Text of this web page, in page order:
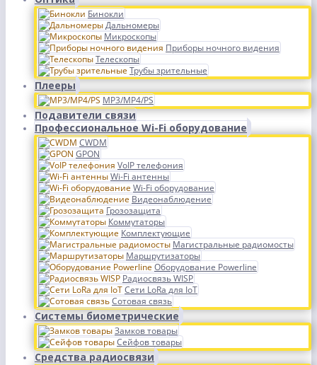
Бинокли
Дальномеры
Микроскопы
Приборы ночного видения
Телескопы
Трубы зрительные
Плееры
MP3/MP4/PS
Подавители связи
Профессиональное Wi-Fi оборудование
CWDM
GPON
VoIP телефония
Wi-Fi антенны
Wi-Fi оборудование
Видеонаблюдение
Грозозащита
Коммутаторы
Комплектующие
Магистральные радиомосты
Маршрутизаторы
Оборудование Powerline
Радиосвязь WISP
Сети LoRa для IoT
Сотовая связь
Системы биометрические
Замков товары
Сейфов товары
Средства радиосвязи